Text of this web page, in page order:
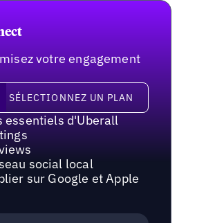
votre engagement
un plan
SÉLECTIONNEZ UN PLAN
essentiels d'Uberall
social local
sur Google et Apple